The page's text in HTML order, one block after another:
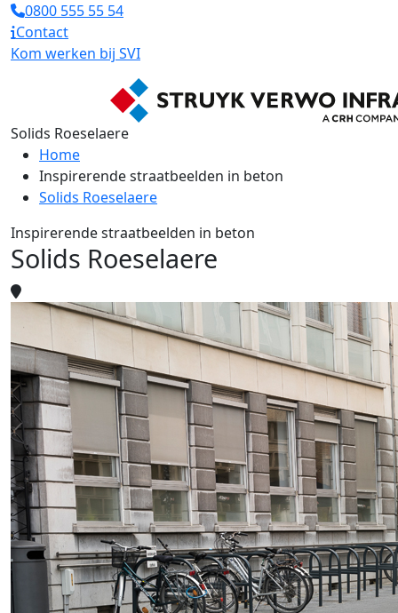
0800 555 55 54
Contact
Kom werken bij SVI
Solids Roeselaere
Home
Inspirerende straatbeelden in beton
Solids Roeselaere
Inspirerende straatbeelden in beton
Solids Roeselaere